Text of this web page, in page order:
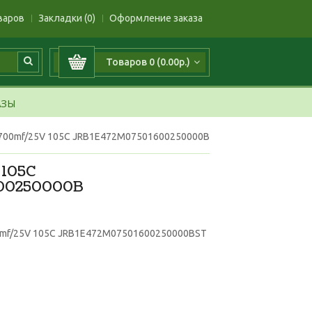
Закладки (0) Оформление заказа
Товаров 0 (0.00р.)
25V 105C JRB1E472M07501600250000B
25V 105C JRB1E472M07501600250000BST